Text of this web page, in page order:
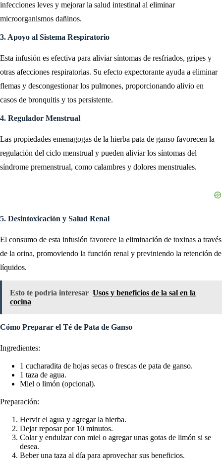
infecciones leves y mejorar la salud intestinal al eliminar
microorganismos dañinos.
3. Apoyo al Sistema Respiratorio
Esta infusión es efectiva para aliviar síntomas de resfriados, gripes y
otras afecciones respiratorias. Su efecto expectorante ayuda a eliminar
flemas y descongestionar los pulmones, proporcionando alivio en
casos de bronquitis y tos persistente.
4. Regulador Menstrual
Las propiedades emenagogas de la hierba pata de ganso favorecen la
regulación del ciclo menstrual y pueden aliviar los síntomas del
síndrome premenstrual, como calambres y dolores menstruales.
5. Desintoxicación y Salud Renal
El consumo de esta infusión favorece la eliminación de toxinas a través
de la orina, promoviendo la función renal y previniendo la retención de
líquidos.
Esto te podría interesar Usos y beneficios de la sal en la
cocina
Cómo Preparar el Té de Pata de Ganso
Ingredientes:
1 cucharadita de hojas secas o frescas de pata de ganso.
1 taza de agua.
Miel o limón (opcional).
Preparación:
Hervir el agua y agregar la hierba.
Dejar reposar por 10 minutos.
Colar y endulzar con miel o agregar unas gotas de limón si se
desea.
Beber una taza al día para aprovechar sus beneficios.